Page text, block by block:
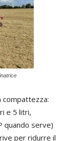
compattezza:
e 5 litri,
quando serve)
per ridurre il